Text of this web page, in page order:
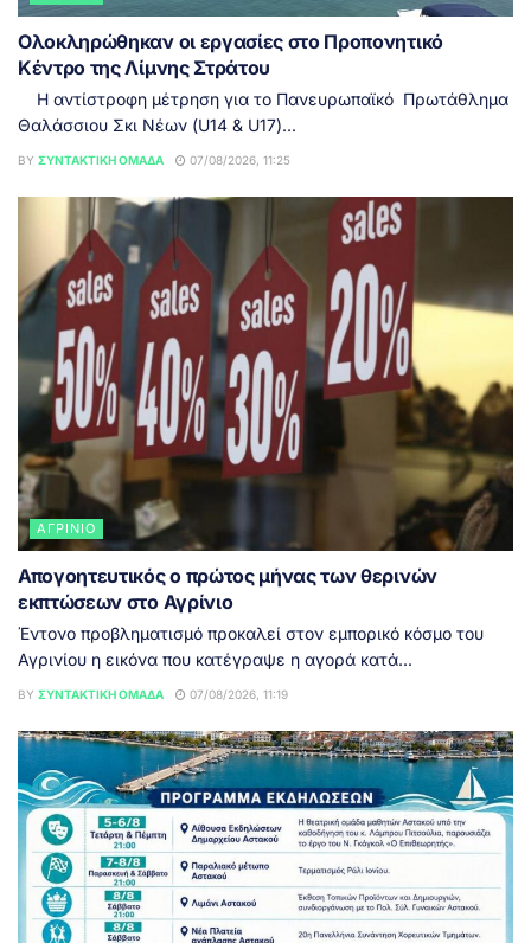
Ολοκληρώθηκαν οι εργασίες στο Προπονητικό
Κέντρο της Λίμνης Στράτου
Η αντίστροφη μέτρηση για το Πανευρωπαϊκό Πρωτάθλημα
Θαλάσσιου Σκι Νέων (U14 & U17)...
BY ΣΥΝΤΑΚΤΙΚΉ ΟΜΆΔΑ 07/08/2026, 11:25
ΑΓΡΊΝΙΟ
Απογοητευτικός ο πρώτος μήνας των θερινών
εκπτώσεων στο Αγρίνιο
Έντονο προβληματισμό προκαλεί στον εμπορικό κόσμο του
Αγρινίου η εικόνα που κατέγραψε η αγορά κατά...
BY ΣΥΝΤΑΚΤΙΚΉ ΟΜΆΔΑ 07/08/2026, 11:19